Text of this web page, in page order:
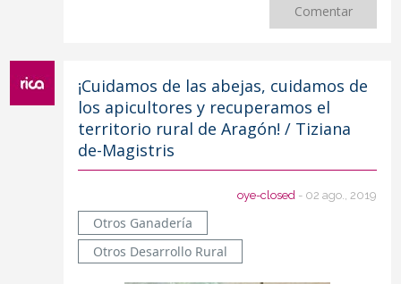
Comentar
¡Cuidamos de las abejas, cuidamos de
los apicultores y recuperamos el
territorio rural de Aragón! / Tiziana
de-Magistris
oye-closed - 02 ago., 2019
Otros Ganadería
Otros Desarrollo Rural